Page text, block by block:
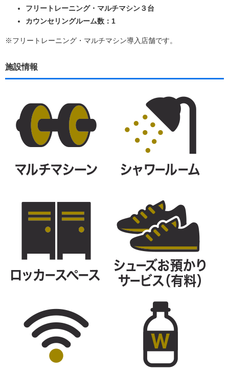
フリートレーニング・マルチマシン３台
カウンセリングルーム数：1
※フリートレーニング・マルチマシン導入店舗です。
施設情報